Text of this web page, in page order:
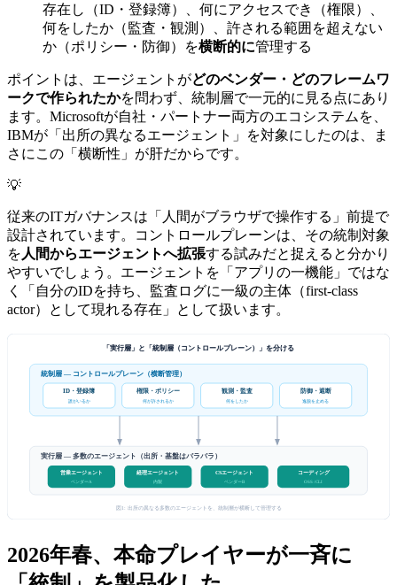
存在し（ID・登録簿）、何にアクセスでき（権限）、
何をしたか（監査・観測）、許される範囲を超えない
か（ポリシー・防御）を横断的に管理する
ポイントは、エージェントがどのベンダー・どのフレームワ
ークで作られたかを問わず、統制層で一元的に見る点にあり
ます。Microsoftが自社・パートナー両方のエコシステムを、
IBMが「出所の異なるエージェント」を対象にしたのは、ま
さにこの「横断性」が肝だからです。
💡
従来のITガバナンスは「人間がブラウザで操作する」前提で
設計されています。コントロールプレーンは、その統制対象
を人間からエージェントへ拡張する試みだと捉えると分かり
やすいでしょう。エージェントを「アプリの一機能」ではな
く「自分のIDを持ち、監査ログに一級の主体（first-class
actor）として現れる存在」として扱います。
「実行層」と「統制層（コントロールプレーン）」を分ける
統制層 — コントロールプレーン（横断管理）
ID・登録簿
誰がいるか
権限・ポリシー
何が許されるか
観測・監査
何をしたか
防御・遮断
逸脱を止める
実行層 — 多数のエージェント（出所・基盤はバラバラ）
営業エージェント
ベンダーA
経理エージェント
内製
CSエージェント
ベンダーB
コーディング
OSS / CLI
図1: 出所の異なる多数のエージェントを、統制層が横断して管理する
2026年春、本命プレイヤーが一斉に